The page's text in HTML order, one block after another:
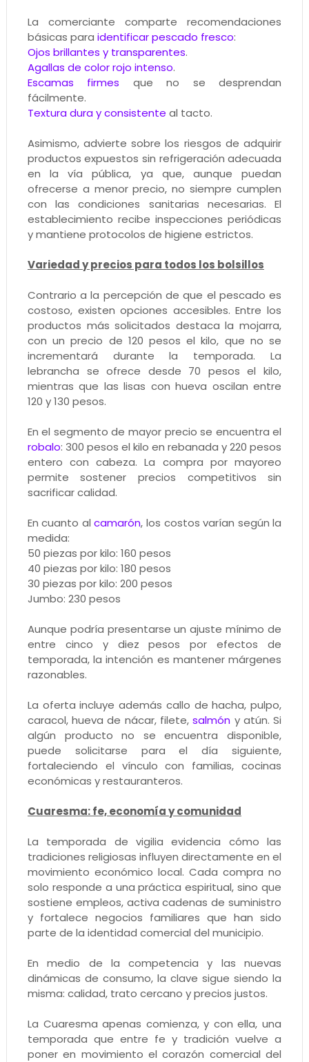
La comerciante comparte recomendaciones
básicas para identificar pescado fresco:
Ojos brillantes y transparentes.
Agallas de color rojo intenso.
Escamas firmes que no se desprendan
fácilmente.
Textura dura y consistente al tacto.
Asimismo, advierte sobre los riesgos de adquirir
productos expuestos sin refrigeración adecuada
en la vía pública, ya que, aunque puedan
ofrecerse a menor precio, no siempre cumplen
con las condiciones sanitarias necesarias. El
establecimiento recibe inspecciones periódicas
y mantiene protocolos de higiene estrictos.
Variedad y precios para todos los bolsillos
Contrario a la percepción de que el pescado es
costoso, existen opciones accesibles. Entre los
productos más solicitados destaca la mojarra,
con un precio de 120 pesos el kilo, que no se
incrementará durante la temporada. La
lebrancha se ofrece desde 70 pesos el kilo,
mientras que las lisas con hueva oscilan entre
120 y 130 pesos.
En el segmento de mayor precio se encuentra el
robalo: 300 pesos el kilo en rebanada y 220 pesos
entero con cabeza. La compra por mayoreo
permite sostener precios competitivos sin
sacrificar calidad.
En cuanto alcamarón, los costos varían según la
medida:
50 piezas por kilo: 160 pesos
40 piezas por kilo: 180 pesos
30 piezas por kilo: 200 pesos
Jumbo: 230 pesos
Aunque podría presentarse un ajuste mínimo de
entre cinco y diez pesos por efectos de
temporada, la intención es mantener márgenes
razonables.
La oferta incluye además callo de hacha, pulpo,
caracol, hueva de nácar, filete,salmón y atún. Si
algún producto no se encuentra disponible,
puede solicitarse para el día siguiente,
fortaleciendo el vínculo con familias, cocinas
económicas y restauranteros.
Cuaresma: fe, economía y comunidad
La temporada de vigilia evidencia cómo las
tradiciones religiosas influyen directamente en el
movimiento económico local. Cada compra no
solo responde a una práctica espiritual, sino que
sostiene empleos, activa cadenas de suministro
y fortalece negocios familiares que han sido
parte de la identidad comercial del municipio.
En medio de la competencia y las nuevas
dinámicas de consumo, la clave sigue siendo la
misma: calidad, trato cercano y precios justos.
La Cuaresma apenas comienza, y con ella, una
temporada que entre fe y tradición vuelve a
poner en movimiento el corazón comercial del